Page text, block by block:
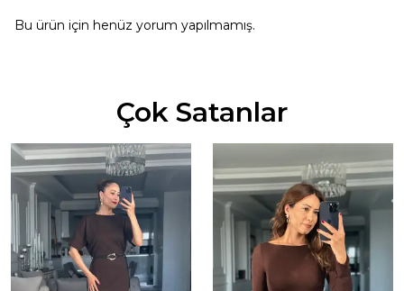
Bu ürün için henüz yorum yapılmamış.
Çok Satanlar